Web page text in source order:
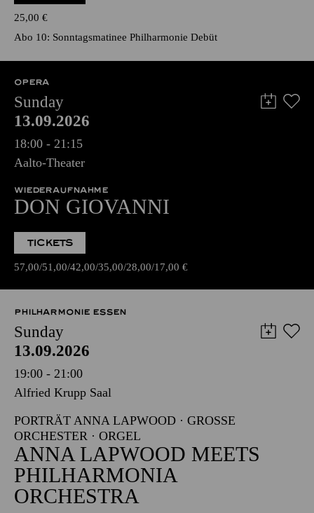
25,00 €
Abo 10: Sonntagsmatinee Philharmonie Debüt
OPERA
Sunday
13.09.2026
18:00 - 21:15
Aalto-Theater
WIEDERAUFNAHME
DON GIOVANNI
TICKETS
57,00 51,00 42,00 35,00 28,00 17,00 €
PHILHARMONIE ESSEN
Sunday
13.09.2026
19:00 - 21:00
Alfried Krupp Saal
PORTRÄT ANNA LAPWOOD · GROSSE O
RCHESTER · ORGEL
ANNA LAPWOOD MEETS
PHILHARMONIA
ORCHESTRA